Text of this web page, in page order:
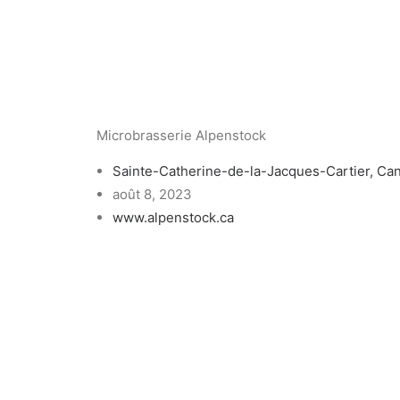
Microbrasserie Alpenstock
Sainte-Catherine-de-la-Jacques-Cartier,
août 8, 2023
www.alpenstock.ca